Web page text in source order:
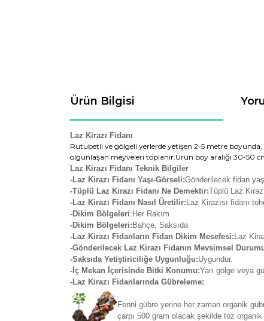
Ürün Bilgisi
Laz Kirazı Fidanı
Rutubetli ve gölgeli yerlerde yetişen 2-5 metre
olgunlaşan meyveleri toplanır.Ürün boy aralığı 30-50
Laz Kirazı Fidanı Teknik Bilgiler
-Laz Kirazı Fidanı Yaşı-Görseli:Gönderilecek fidan
-Tüplü Laz Kirazı Fidanı Ne Demektir:Tüplü Laz
-Laz Kirazı Fidanı Nasıl Üretilir: Laz Kirazısı fidanı
-Dikim Bölgeleri:Her Rakım
-Dikim Bölgeleri: Bahçe, Saksıda
-Laz Kirazı Fidanların Fidan Dikim Mesefesi: Laz
-Gönderilecek Laz Kirazı Fidanın Mevsimsel
-Saksıda Yetiştiriciliğe Uygunluğu:Uygundur.
-İç Mekan İçerisinde Bitki Konumu:Yarı gölge veya
-Laz Kirazı Fidanlarında Gübreleme:
Fenni gübre yerine her zaman organik
çarpı 500 gram olacak şekilde toz organik